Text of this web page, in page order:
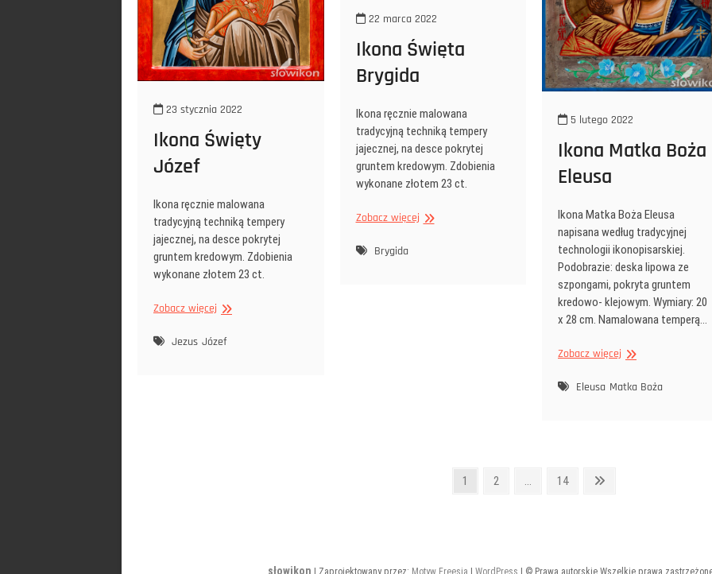
22 marca 2022
Ikona Święta
Brygida
Ikona ręcznie malowana
tradycyjną techniką tempery
jajecznej, na desce pokrytej
gruntem kredowym. Zdobienia
wykonane złotem 23 ct.
Zobacz więcejIkona
Brygida
5 lutego 2022
Ikona Matka Boża
Eleusa
Ikona Matka Boża Eleusa
napisana według tradycyjnej
technologii ikonopisarskiej.
Podobrazie: deska lipowa ze
szpongami, pokryta gruntem
kredowo- klejowym. Wymiary: 20
x 28 cm. Namalowana temperą…
Zobacz więcej Ikona
Boża
Eleusa Matka Boża
23 stycznia 2022
Ikona Święty
Józef
Ikona ręcznie malowana
tradycyjną techniką tempery
jajecznej, na desce pokrytej
gruntem kredowym. Zdobienia
wykonane złotem 23 ct.
Zobacz więcej Ikona
Józef
Jezus Józef
Strona
1 Strona
2 … Strona
14
słowikon | Zaprojektowany przez: Motyw Freesia | WordPress | © Prawa autorskie Wszelkie prawa